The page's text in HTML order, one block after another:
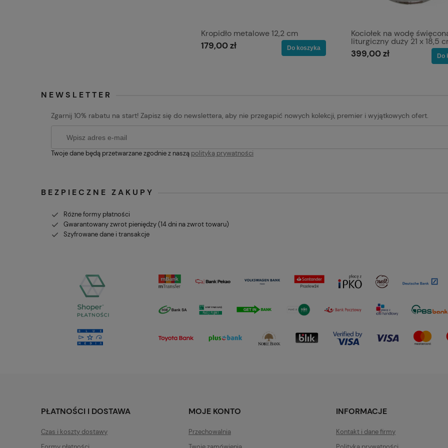
Kropidło metalowe 12,2 cm
179,00 zł Do koszyka
Kociołek na wodę
liturgiczny duży 21 x 18,5
399,00 zł Do
NEWSLETTER
Zgarnij 10% rabatu na start! Zapisz się do newslettera, aby nie przegapić nowych kolekcji, premier i wyjątkowych ofert.
Twoje dane będą przetwarzane zgodnie z naszą polityką prywatności
BEZPIECZNE ZAKUPY
Różne formy płatności
Gwarantowany zwrot pieniędzy (14 dni na zwrot towaru)
Szyfrowane dane i transakcje
PŁATNOŚCI I DOSTAWA
Czas i koszty dostawy
MOJE KONTO
Przechowalnia
INFORMACJE
Kontakt i dane firmy